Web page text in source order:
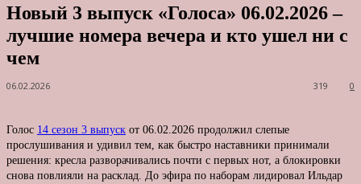
Новый 3 выпуск «Голоса» 06.02.2026 –
лучшие номера вечера и кто ушел ни с
чем
06.02.2026 0
319
Голос 14 сезон 3 выпуск от 06.02.2026 продолжил слепые
прослушивания и удивил тем, как быстро наставники принимали
решения: кресла разворачивались почти с первых нот, а блокировки
снова повлияли на расклад. До эфира по наборам лидировал Ильдар